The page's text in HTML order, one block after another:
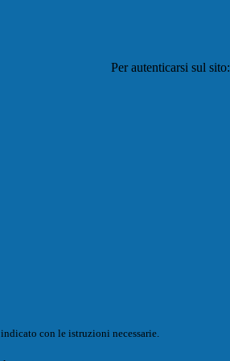
Per autenticarsi sul sito:
con le istruzioni necessarie.